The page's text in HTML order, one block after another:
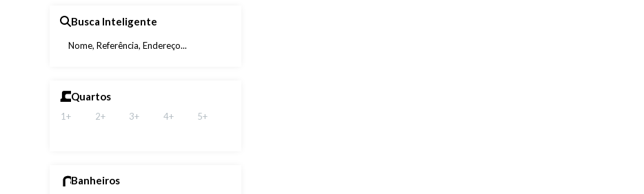
Vila da Glória (1)
Busca Inteligente
Quartos
1+ 2+ 3+ 4+ 5+
Banheiros